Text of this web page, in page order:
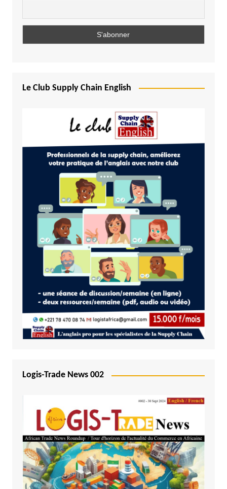
Le Club Supply Chain English
Logis-Trade News 002